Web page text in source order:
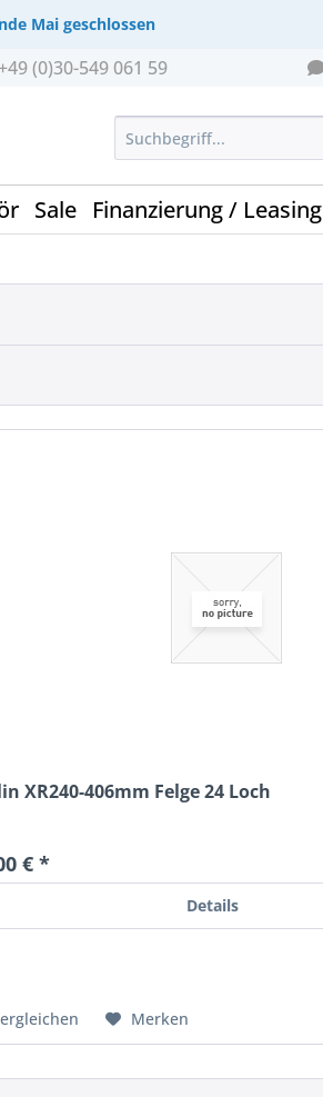
Mai geschlossen
+49 (0)30-549 061 59
Sale Finanzierung / Leasing
XR240-406mm Felge 24 Loch
€ *
Details
Merken